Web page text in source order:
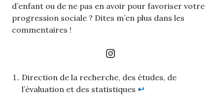
d’enfant ou de ne pas en avoir pour favoriser votre
progression sociale ? Dites m’en plus dans les
commentaires !
Instagram
Direction de la recherche, des études, de
l’évaluation et des statistiques ↩︎